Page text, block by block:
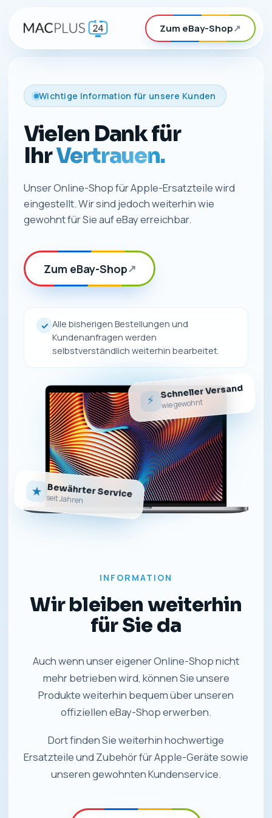
Zum eBay-Shop↗
Wichtige Information für unsere Kunden
Vielen Dank für
IhrVertrauen.
Unser Online-Shop für Apple-Ersatzteile wird
eingestellt. Wir sind jedoch weiterhin wie
gewohnt für Sie auf eBay erreichbar.
Zum eBay-Shop↗
✓ Alle bisherigen Bestellungen und
Kundenanfragen werden
selbstverständlich weiterhin bearbeitet.
⚡ Schneller Versand
wie gewohnt
★ Bewährter Service
seit Jahren
INFORMATION
Wir bleiben weiterhin
für Sie da
Auch wenn unser eigener Online-Shop nicht
mehr betrieben wird, können Sie unsere
Produkte weiterhin bequem über unseren
offiziellen eBay-Shop erwerben.
Dort finden Sie weiterhin hochwertige
Ersatzteile und Zubehör für Apple-Geräte sowie
unseren gewohnten Kundenservice.